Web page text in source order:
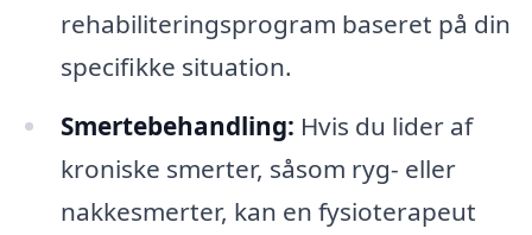
rehabiliteringsprogram baseret på din
specifikke situation.
Smertebehandling: Hvis du lider af
kroniske smerter, såsom ryg- eller
nakkesmerter, kan en fysioterapeut